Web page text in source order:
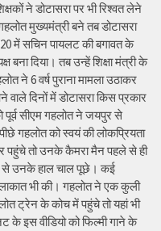
ने डोटासरा पर भी रिश्वत लेने
मुख्यमंत्री बने तब डोटासरा
में सचिन पायलट की बगावत के
बना दिया। तब उन्हें शिक्षा मंत्री के
ने 6 वर्ष पुराना मामला उठाकर
दिनों में डोटासरा किस प्रकार
सीएम गहलोत ने जयपुर से
गहलोत को स्वयं की लोकप्रियता
पहुंचे तो उनके कैमरा मैन पहले से ही
से उनके हाल चाल पूछे। कई
भी की। गहलोत ने एक कुली
ट्रेन के कोच में पहुंचे तो यहां भी
के इस वीडियो को फिल्मी गाने के